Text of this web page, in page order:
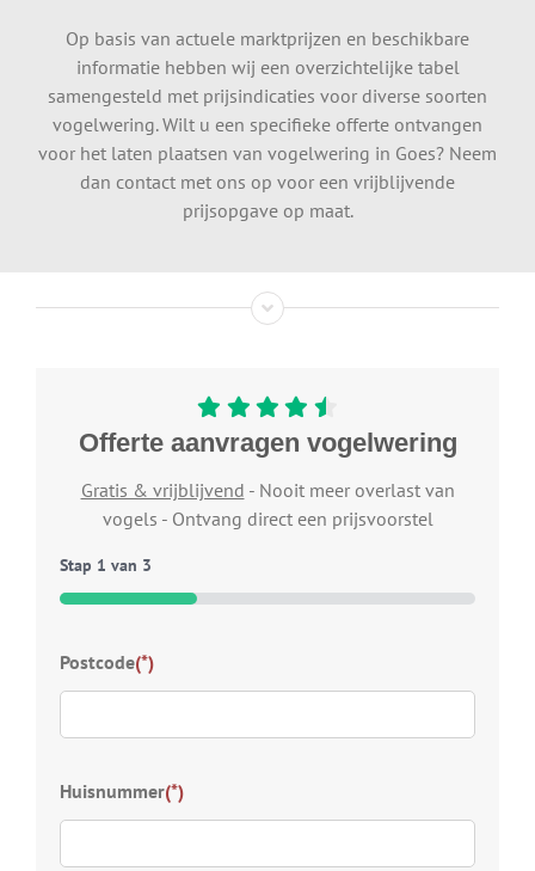
Op basis van actuele marktprijzen en beschikbare
informatie hebben wij een overzichtelijke tabel
samengesteld met prijsindicaties voor diverse soorten
vogelwering. Wilt u een specifieke offerte ontvangen
voor het laten plaatsen van vogelwering in Goes? Neem
dan contact met ons op voor een vrijblijvende
prijsopgave op maat.
Offerte aanvragen vogelwering
Gratis & vrijblijvend - Nooit meer overlast van
vogels - Ontvang direct een prijsvoorstel
Stap 1 van 3
33%
Postcode(*)
Huisnummer(*)